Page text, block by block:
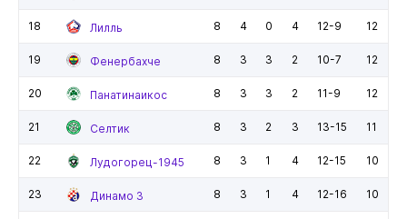
18 Лилль 8 4 0 4 12-9 12
19 Фенербахче 8 3 3 2 10-7 12
20 Панатинаикос 8 3 3 2 11-9 12
21 Селтик 8 3 2 3 13-15 11
22 Лудогорец-1945 8 3 1 4 12-15 10
23 Динамо З 8 3 1 4 12-16 10